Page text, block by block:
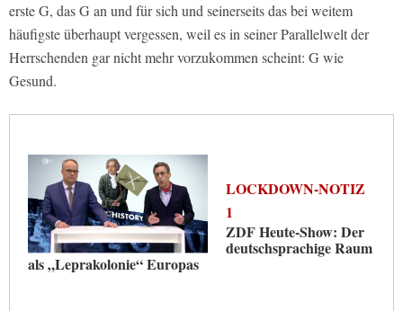
erste G, das G an und für sich und seinerseits das bei weitem
häufigste überhaupt vergessen, weil es in seiner Parallelwelt der
Herrschenden gar nicht mehr vorzukommen scheint: G wie
Gesund.
LOCKDOWN-NOTIZ
1
ZDF Heute-Show: Der
deutschsprachige Raum
als „Leprakolonie“ Europas